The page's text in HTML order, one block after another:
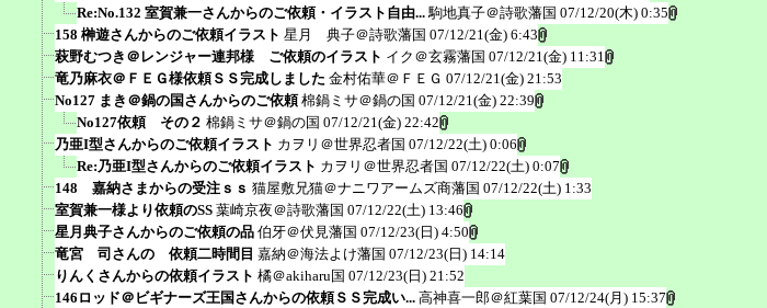
Re:No.132 室賀兼一さんからのご依頼・イラスト自由... 駒地真子＠詩歌藩国 07/12/20(木) 0:35
158 榊遊さんからのご依頼イラスト 星月 典子＠詩歌藩国 07/12/21(金) 6:43
萩野むつき＠レンジャー連邦様 ご依頼のイラスト イク＠玄霧藩国 07/12/21(金) 11:31
竜乃麻衣＠ＦＥＧ様依頼ＳＳ完成しました 金村佑華＠ＦＥＧ 07/12/21(金) 21:53
No127 まき＠鍋の国さんからのご依頼 棉鍋ミサ＠鍋の国 07/12/21(金) 22:39
No127依頼 その２ 棉鍋ミサ＠鍋の国 07/12/21(金) 22:42
乃亜I型さんからのご依頼イラスト カヲリ＠世界忍者国 07/12/22(土) 0:06
Re:乃亜I型さんからのご依頼イラスト カヲリ＠世界忍者国 07/12/22(土) 0:07
148 嘉納さまからの受注ｓｓ 猫屋敷兄猫＠ナニワアームズ商藩国 07/12/22(土) 1:33
室賀兼一様より依頼のSS 葉崎京夜＠詩歌藩国 07/12/22(土) 13:46
星月典子さんからのご依頼の品 伯牙＠伏見藩国 07/12/23(日) 4:50
竜宮 司さんの 依頼二時間目 嘉納＠海法よけ藩国 07/12/23(日) 14:14
りんくさんからの依頼イラスト 橘＠akiharu国 07/12/23(日) 21:52
146ロッド＠ビギナーズ王国さんからの依頼ＳＳ完成い... 高神喜一郎＠紅葉国 07/12/24(月) 15:37